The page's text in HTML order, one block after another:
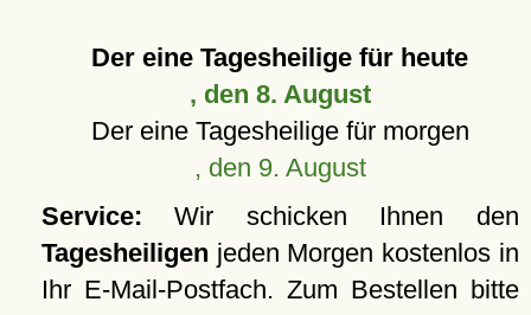
Der eine Tagesheilige für heute
, den 8. August
Der eine Tagesheilige für morgen
, den 9. August
Service: Wir schicken Ihnen den
Tagesheiligen jeden Morgen kostenlos in
Ihr E-Mail-Postfach. Zum Bestellen bitte